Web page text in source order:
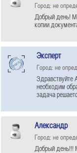
Город: не
Добрый день!
копии
Эксперт
Город: не
Здравствуйте
необходим
задача
Александр
Город: не
Добрый день!!!